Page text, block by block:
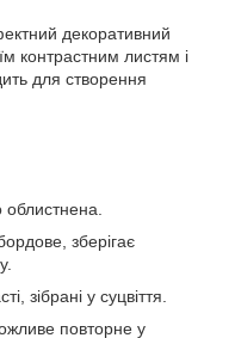
декоративний
контрастним листям і
для створення
облистнена.
зберігає
зібрані у суцвіття.
повторне у